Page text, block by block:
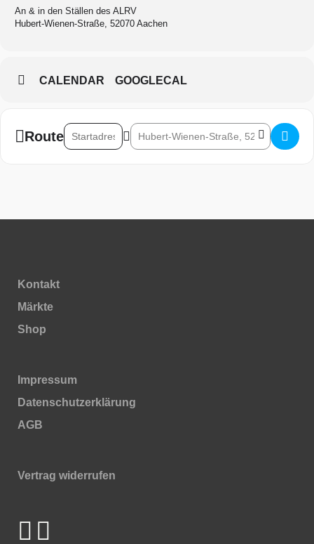
An & in den Ställen des ALRV
Hubert-Wienen-Straße, 52070 Aachen
CALENDAR GOOGLECAL
RouteAddress - Kunst und Handwerk (KUH) im Stall []
Destination Address - Kunst und
Kontakt
Märkte
Shop
Impressum
Daten­schutz­erklärung
AGB
Vertrag widerrufen